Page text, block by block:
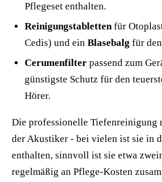
Pflegeset enthalten.
Reinigungstablettenfür
Cedis) und ein Blasebalg für
Cerumenfilter passend zum
günstigste Schutz für den
Hörer.
Die professionelle Tiefenreinigung
der Akustiker - bei vielen ist sie in
enthalten, sinnvoll ist sie etwa
regelmäßig an Pflege-Kosten